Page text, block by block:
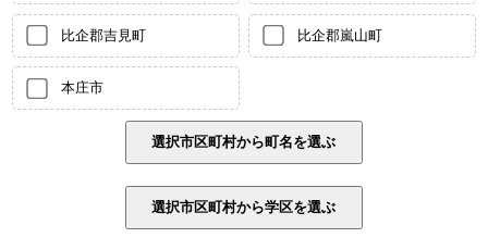
比企郡吉見町 比企郡嵐山町
本庄市